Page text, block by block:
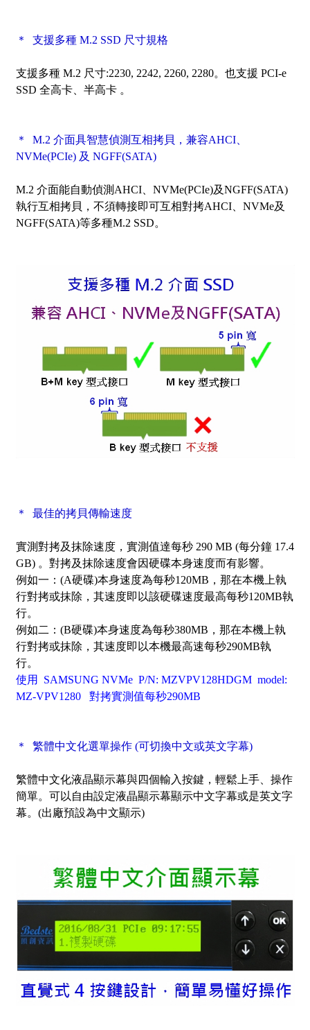
＊ 支援多種 M.2 SSD 尺寸規格
支援多種 M.2 尺寸:2230, 2242, 2260, 2280。也支援 PCI-e
SSD 全高卡、半高卡 。
＊ M.2 介面具智慧偵測互相拷貝，兼容AHCI、
NVMe(PCIe) 及 NGFF(SATA)
M.2 介面能自動偵測AHCI、NVMe(PCIe)及NGFF(SATA)
執行互相拷貝，不須轉接即可互相對拷AHCI、NVMe及
NGFF(SATA)等多種M.2 SSD。
＊ 最佳的拷貝傳輸速度
實測對拷及抹除速度，實測值達每秒 290 MB (每分鐘 17.4
GB) 。對拷及抹除速度會因硬碟本身速度而有影響。
例如一：(A硬碟)本身速度為每秒120MB，那在本機上執
行對拷或抹除，其速度即以該硬碟速度最高每秒120MB執
行。
例如二：(B硬碟)本身速度為每秒380MB，那在本機上執
行對拷或抹除，其速度即以本機最高速每秒290MB執
行。
使用 SAMSUNG NVMe P/N: MZVPV128HDGM model:
MZ-VPV1280 對拷實測值每秒290MB
＊ 繁體中文化選單操作 (可切換中文或英文字幕)
繁體中文化液晶顯示幕與四個輸入按鍵，輕鬆上手、操作
簡單。可以自由設定液晶顯示幕顯示中文字幕或是英文字
幕。(出廠預設為中文顯示)